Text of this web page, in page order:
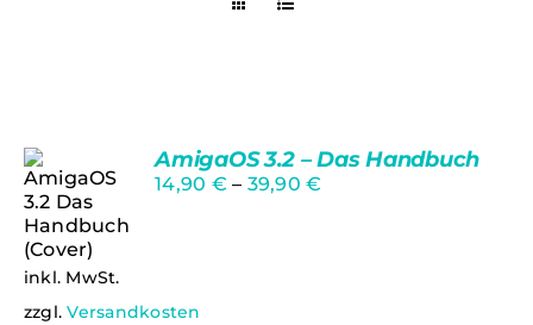
Spiele
Verlag
Bewertet
mit5.00von
5
Ungeprüfte
AmigaOS 3.2 – Das Handbuch
14,90 € – 39,90€
inkl. MwSt.
zzgl.Versandkosten